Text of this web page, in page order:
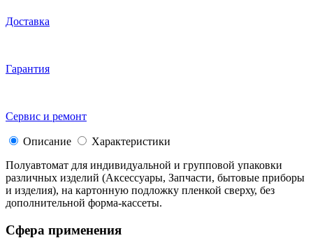
Доставка
Гарантия
Сервис и ремонт
Описание
Характеристики
Полуавтомат для индивидуальной и групповой упаковки
различных изделий (Аксессуары, Запчасти, бытовые приборы
и изделия), на картонную подложку пленкой сверху, без
дополнительной форма-кассеты.
Сфера применения